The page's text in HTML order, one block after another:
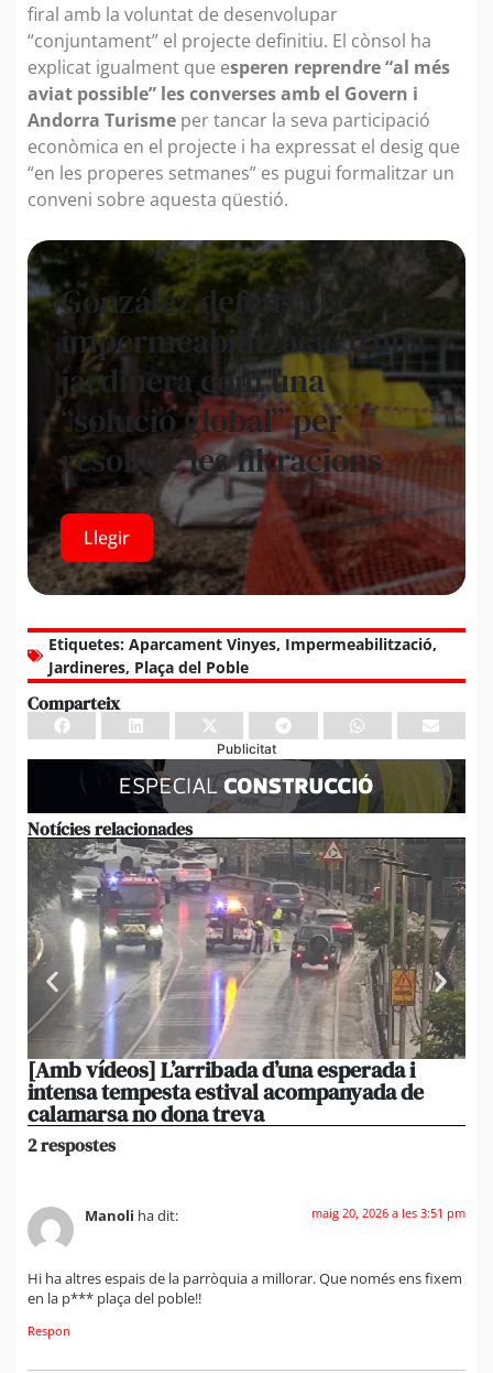
firal amb la voluntat de desenvolupar
“conjuntament” el projecte definitiu. El cònsol ha
explicat igualment que esperen reprendre “al més
aviat possible” les converses amb el Govern i
Andorra Turisme per tancar la seva participació
econòmica en el projecte i ha expressat el desig que
“en les properes setmanes” es pugui formalitzar un
conveni sobre aquesta qüestió.
González defensa la
impermeabilització d’una
jardinera com una
“solució global” per
resoldre les filtracions
Llegir
Etiquetes: Aparcament Vinyes, Impermeabilització,
Jardineres, Plaça del Poble
Comparteix
Publicitat
Notícies relacionades
[Amb vídeos] L’arribada d’una esperada i
intensa tempesta estival acompanyada de
calamarsa no dona treva
2 respostes
Manoli ha dit: maig 20, 2026 a les 3:51 pm
Hi ha altres espais de la parròquia a millorar. Que només ens fixem
en la p*** plaça del poble!!
Respon